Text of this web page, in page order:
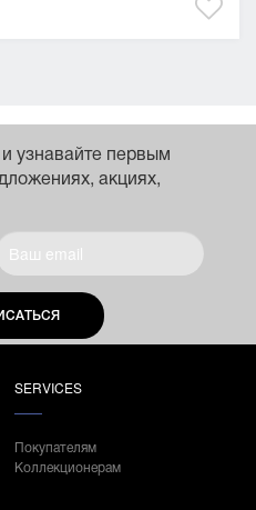
узнавайте первым
акциях,
SERVICES
Покупателям
Коллекционерам